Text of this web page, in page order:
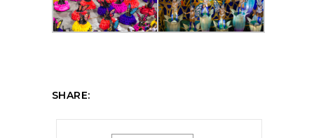
SHARE: